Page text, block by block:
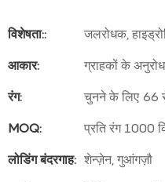
विशेषता::
जलरोधक,
आकार:
ग्राहकों के
रंग:
चुनने के लिए 66
MOQ:
प्रति रंग 1000
लोडिंग बंदरगाह: शेन्ज़ेन, गुआंगज़ौ